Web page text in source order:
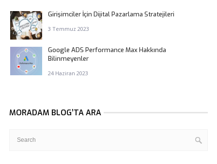
Girişimciler İçin Dijital Pazarlama Stratejileri
3 Temmuz 2023
Google ADS Performance Max Hakkında
Bilinmeyenler
24 Haziran 2023
MORADAM BLOG’TA ARA